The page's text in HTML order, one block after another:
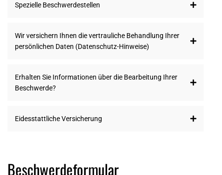
Spezielle Beschwerdestellen
Wir versichern Ihnen die vertrauliche Behandlung Ihrer
persönlichen Daten (Datenschutz-Hinweise)
Erhalten Sie Informationen über die Bearbeitung Ihrer
Beschwerde?
Eidesstattliche Versicherung
Beschwerdeformular